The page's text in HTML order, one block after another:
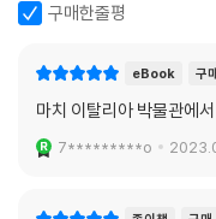
구매한줄평
eBook 구
마치 이탈리아 박물관에
7*********o